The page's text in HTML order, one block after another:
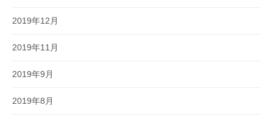
2019年12月
2019年11月
2019年9月
2019年8月